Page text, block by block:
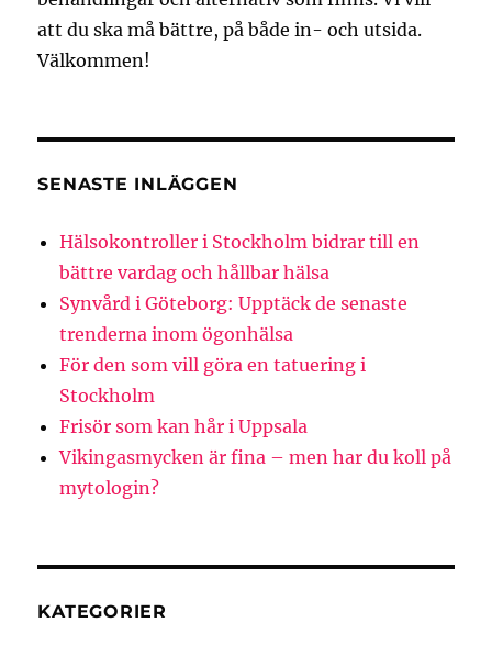
att du ska må bättre, på både in- och utsida.
Välkommen!
SENASTE INLÄGGEN
Hälsokontroller i Stockholm bidrar till en
bättre vardag och hållbar hälsa
Synvård i Göteborg: Upptäck de senaste
trenderna inom ögonhälsa
För den som vill göra en tatuering i
Stockholm
Frisör som kan hår i Uppsala
Vikingasmycken är fina – men har du koll på
mytologin?
KATEGORIER